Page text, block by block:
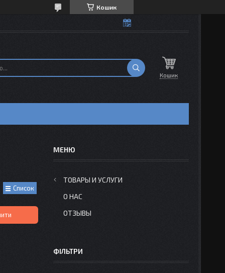
Кошик
Кошик
Список
ТОВАРЫ И УСЛУГИ
О НАС
ОТЗЫВЫ
ФІЛЬТРИ